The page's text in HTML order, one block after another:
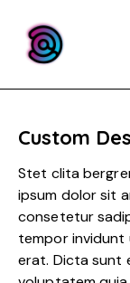
Custom
Stet clita
ipsum dolor sit
consetetur
tempor invidunt
erat. Dicta sunt